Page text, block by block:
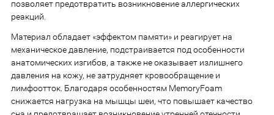
позволяет предотвратить возникновение аллергических
реакций.
Материал обладает «эффектом памяти» и реагирует на
механическое давление, подстраивается под особенности
анатомических изгибов, а также не оказывает излишнего
давления на кожу, не затрудняет кровообращение и
лимфоотток. Благодаря особенностям MemoryFoam
снижается нагрузка на мышцы шеи, что повышает качество